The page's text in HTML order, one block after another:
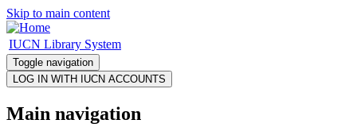
Skip to main content
IUCN Library System
Toggle navigation
Main navigation